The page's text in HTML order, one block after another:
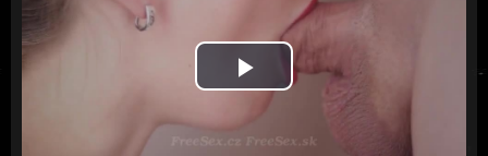
Play
Video